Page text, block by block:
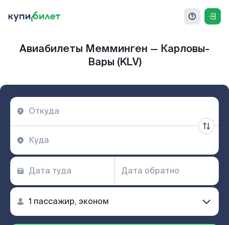
Авиабилеты Мемминген — Карловы-
Вары (KLV)